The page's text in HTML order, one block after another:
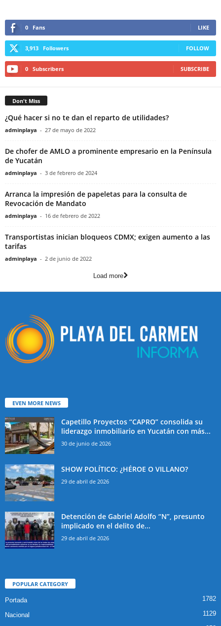
0 Fans LIKE
3,913 Followers FOLLOW
0 Subscribers SUBSCRIBE
Don't Miss
¿Qué hacer si no te dan el reparto de utilidades?
adminplaya - 27 de mayo de 2022
De chofer de AMLO a prominente empresario en la Península
de Yucatán
adminplaya - 3 de febrero de 2024
Arranca la impresión de papeletas para la consulta de
Revocación de Mandato
adminplaya - 16 de febrero de 2022
Transportistas inician bloqueos CDMX; exigen aumento a las
tarifas
adminplaya - 2 de junio de 2022
Load more
EVEN MORE NEWS
Capetillo Proyectos “CAPRO” consolida su
liderazgo inmobiliario en Yucatán con más...
30 de junio de 2026
SHOW POLÍTICO: ¿HÉROE O VILLANO?
29 de abril de 2026
Detención de Gabriel Adolfo “N”, presunto
implicado en el delito de...
29 de abril de 2026
POPULAR CATEGORY
Portada 1782
Nacional 1129